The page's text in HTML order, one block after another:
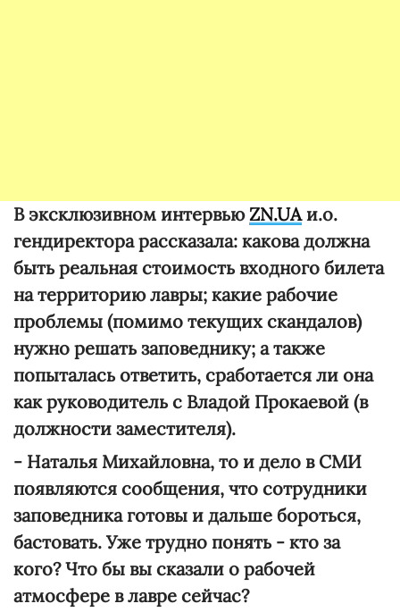
В эксклюзивном интервьюZN.UAи.о.
гендиректора рассказала: какова должна
быть реальная стоимость входного билета
на территорию лавры; какие рабочие
проблемы (помимо текущих скандалов)
нужно решать заповеднику; а также
попыталась ответить, сработается ли она
как руководитель с Владой Прокаевой (в
должности заместителя).
- Наталья Михайловна, то и дело в СМИ
появляются сообщения, что сотрудники
заповедника готовы и дальше бороться,
бастовать. Уже трудно понять - кто за
кого? Что бы вы сказали о рабочей
атмосфере в лавре сейчас?